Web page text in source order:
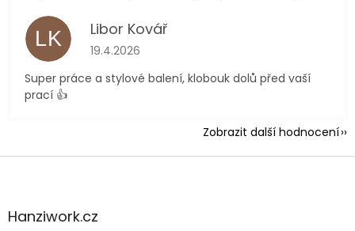
LK Libor Kovář
Hodnocení obchodu je 5 z 5 hvězdiček.
19.4.2026
Super práce a stylové balení, klobouk dolů před vaší
prací 👍
Zobrazit další hodnocení
Z
aHanziwork.cz